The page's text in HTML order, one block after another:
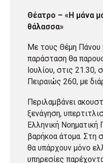
Θέατρο – «Η μάνα
θάλασσα»
Με τους Θέμη Πάνου
παράσταση θα
Ιουλίου, στις
Πειραιώς 260, με
Περιλαμβάνει
ξενάγηση,
Ελληνική
βαρήκοα άτομα. Στη
θα υπάρχουν μόνο
υπηρεσίες